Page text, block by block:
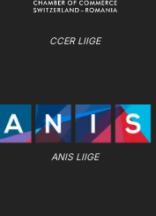
CCER LIIGE
ANIS LIIGE